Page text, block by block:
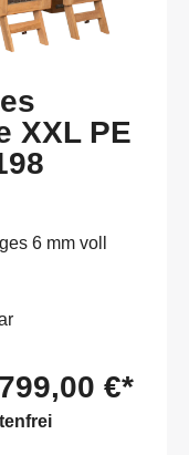
XXL PE
6 mm voll
€*